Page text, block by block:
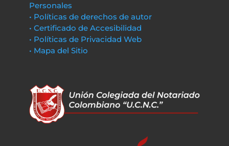
Personales
• Políticas de derechos de autor
• Certificado de Accesibilidad
• Políticas de Privacidad Web
• Mapa del Sitio